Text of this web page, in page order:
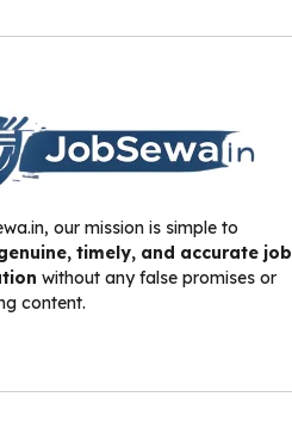
our mission is simple to
timely, and accurate job
without any false promises or
content.